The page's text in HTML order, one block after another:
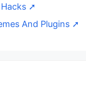
And Plugins